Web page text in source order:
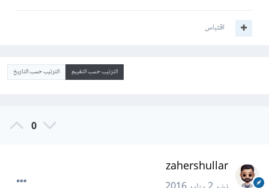
اقتباس
الترتيب حسب التقييم الترتيب حسب التاريخ
0
zahershullar